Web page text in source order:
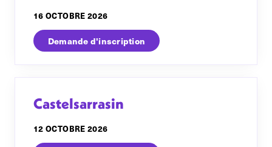
16 OCTOBRE 2026
Demande d'inscription
Castelsarrasin
12 OCTOBRE 2026